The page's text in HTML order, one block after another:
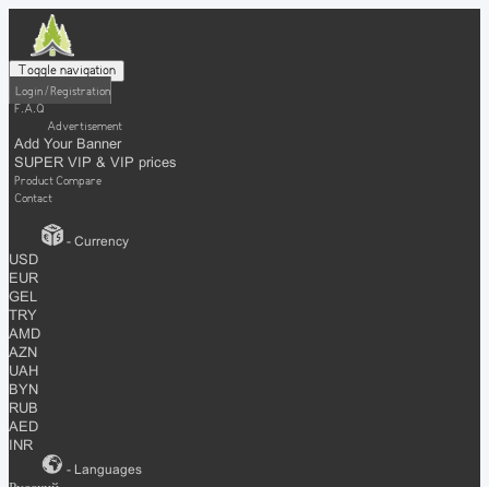
Toggle navigation
Login / Registration
F.A.Q
Advertisement
Add Your Banner
SUPER VIP & VIP prices
Product Compare
Contact
- Currency
USD
EUR
GEL
TRY
AMD
AZN
UAH
BYN
RUB
AED
INR
- Languages